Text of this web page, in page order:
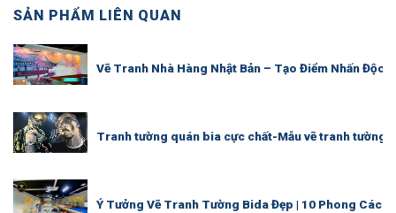
SẢN PHẨM LIÊN QUAN
Vẽ Tranh Nhà Hàng Nhật Bản – Tạo Điểm Nhấn Độc
Tranh tường quán bia cực chất-Mẫu vẽ tranh tường
Ý Tưởng Vẽ Tranh Tường Bida Đẹp | 10 Phong Cách